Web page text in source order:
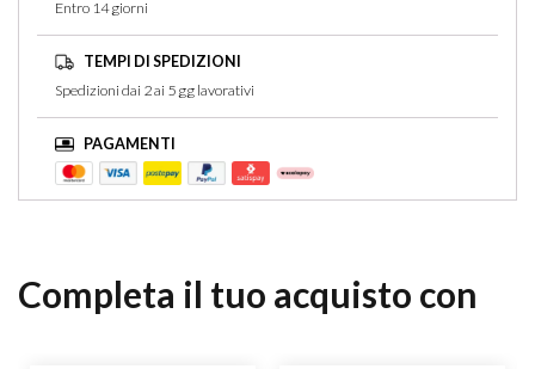
Entro 14 giorni
TEMPI DI SPEDIZIONI
Spedizioni dai 2 ai 5 gg lavorativi
PAGAMENTI
Completa il tuo acquisto con